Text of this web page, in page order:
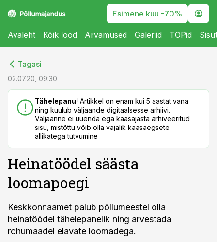
Esimene kuu -70%
Avaleht Kõik lood Arvamused Galeriid TOPid
Tagasi
02.07.20, 09:30
Tähelepanu! Artikkel on enam kui 5 aastat vana
ning kuulub väljaande digitaalsesse arhiivi.
Väljaanne ei uuenda ega kaasajasta arhiveeritud
sisu, mistõttu võib olla vajalik kaasaegsete
allikatega tutvumine
Heinatöödel säästa
loomapoegi
Keskkonnaamet palub põllumeestel olla
heinatöödel tähelepanelik ning arvestada
rohumaadel elavate loomadega.